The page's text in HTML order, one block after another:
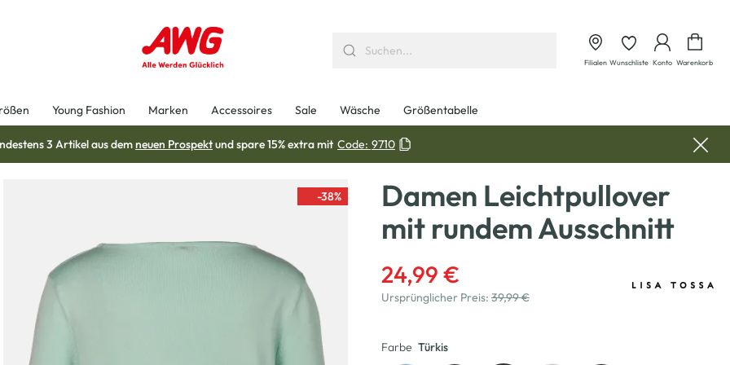
Filialen Wunschliste Konto Warenkorb
Young Fashion Marken Accessoires Sale Wäsche Größentabelle
3 Artikel aus demneuen Prospektund spare 15% extra mit Code: 9710
-38%
Damen Leichtpullover
mit rundem Ausschnitt
24,99 €
Ursprünglicher Preis: 39,99 €
Farbe Türkis